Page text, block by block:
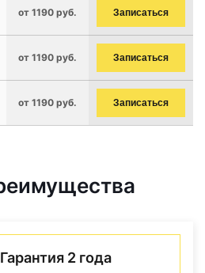
от 1190 руб. Записаться
от 1190 руб. Записаться
от 1190 руб. Записаться
Гарантия 2 года